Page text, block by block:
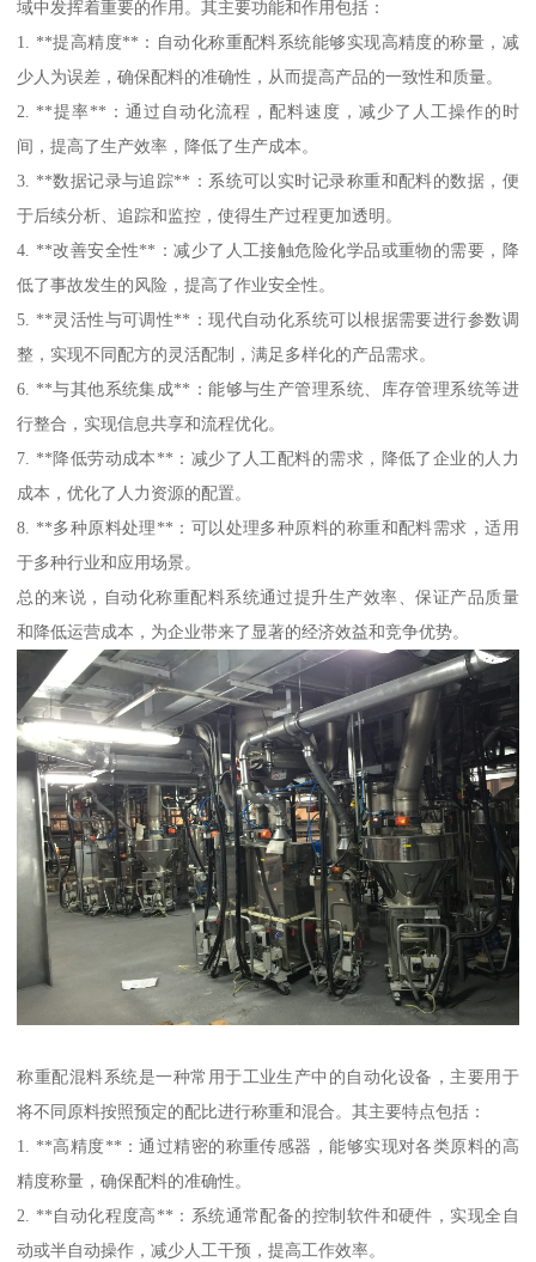
域中发挥着重要的作用。其主要功能和作用包括：
1. **提高精度**：自动化称重配料系统能够实现高精度的称量，减
少人为误差，确保配料的准确性，从而提高产品的一致性和质量。
2. **提率**：通过自动化流程，配料速度，减少了人工操作的时
间，提高了生产效率，降低了生产成本。
3. **数据记录与追踪**：系统可以实时记录称重和配料的数据，便
于后续分析、追踪和监控，使得生产过程更加透明。
4. **改善安全性**：减少了人工接触危险化学品或重物的需要，降
低了事故发生的风险，提高了作业安全性。
5. **灵活性与可调性**：现代自动化系统可以根据需要进行参数调
整，实现不同配方的灵活配制，满足多样化的产品需求。
6. **与其他系统集成**：能够与生产管理系统、库存管理系统等进
行整合，实现信息共享和流程优化。
7. **降低劳动成本**：减少了人工配料的需求，降低了企业的人力
成本，优化了人力资源的配置。
8. **多种原料处理**：可以处理多种原料的称重和配料需求，适用
于多种行业和应用场景。
总的来说，自动化称重配料系统通过提升生产效率、保证产品质量
和降低运营成本，为企业带来了显著的经济效益和竞争优势。
称重配混料系统是一种常用于工业生产中的自动化设备，主要用于
将不同原料按照预定的配比进行称重和混合。其主要特点包括：
1. **高精度**：通过精密的称重传感器，能够实现对各类原料的高
精度称量，确保配料的准确性。
2. **自动化程度高**：系统通常配备的控制软件和硬件，实现全自
动或半自动操作，减少人工干预，提高工作效率。